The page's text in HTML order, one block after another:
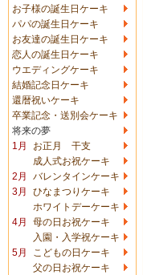
お子様の誕生日ケーキ
パパの誕生日ケーキ
お友達の誕生日ケーキ
恋人の誕生日ケーキ
ウエディングケーキ
結婚記念日ケーキ
還暦祝いケーキ
卒業記念・送別会ケーキ
将来の夢
1月
お正月 干支
成人式お祝ケーキ
2月
バレンタインケーキ
3月
ひなまつりケーキ
ホワイトデーケーキ
4月
母の日お祝ケーキ
入園・入学祝ケーキ
5月
こどもの日ケーキ
父の日お祝ケーキ